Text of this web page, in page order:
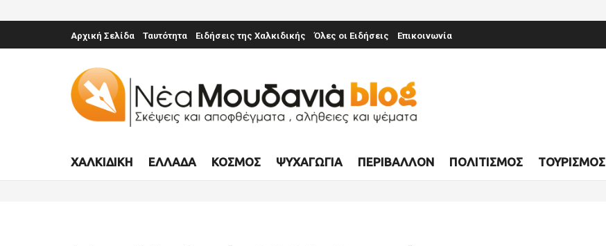
Αρχική Σελίδα Ταυτότητα Ειδήσεις της Χαλκιδικής Όλες οι Ειδήσεις Επικοινωνία
ΧΑΛΚΙΔΙΚΉ ΕΛΛΆΔΑ ΚΌΣΜΟΣ ΨΥΧΑΓΩΓΊΑ ΠΕΡΙΒΆΛΛΟΝ ΠΟΛΙΤΙΣΜΌΣ ΤΟΥΡΙΣΜΌΣ